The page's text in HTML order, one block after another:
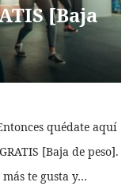
[Baja
quédate aquí
[Baja de peso].
te gusta y…